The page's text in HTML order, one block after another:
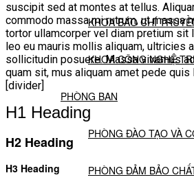
KHOA BÁO CHÍ
KHOA CÔNG NGHỆ
PHÒNG BAN
PHÒNG ĐÀO TẠO VÀ
PHÒNG ĐẢM BẢO
suscipit sed at montes at tellus.
commodo massa mi rutrum, ut massa
tortor ullamcorper vel diam pretium sit
leo eu mauris mollis aliquam, ultricies
sollicitudin posuere. Massa vivamus
quam sit, mus aliquam amet pede quis
[divider]
H1 Heading
H2 Heading
H3 Heading